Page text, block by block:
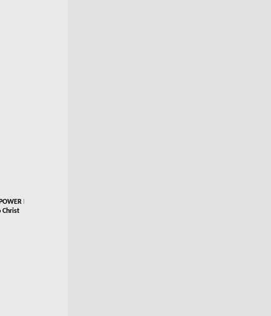
Fase lavaggio 5% in
Christ